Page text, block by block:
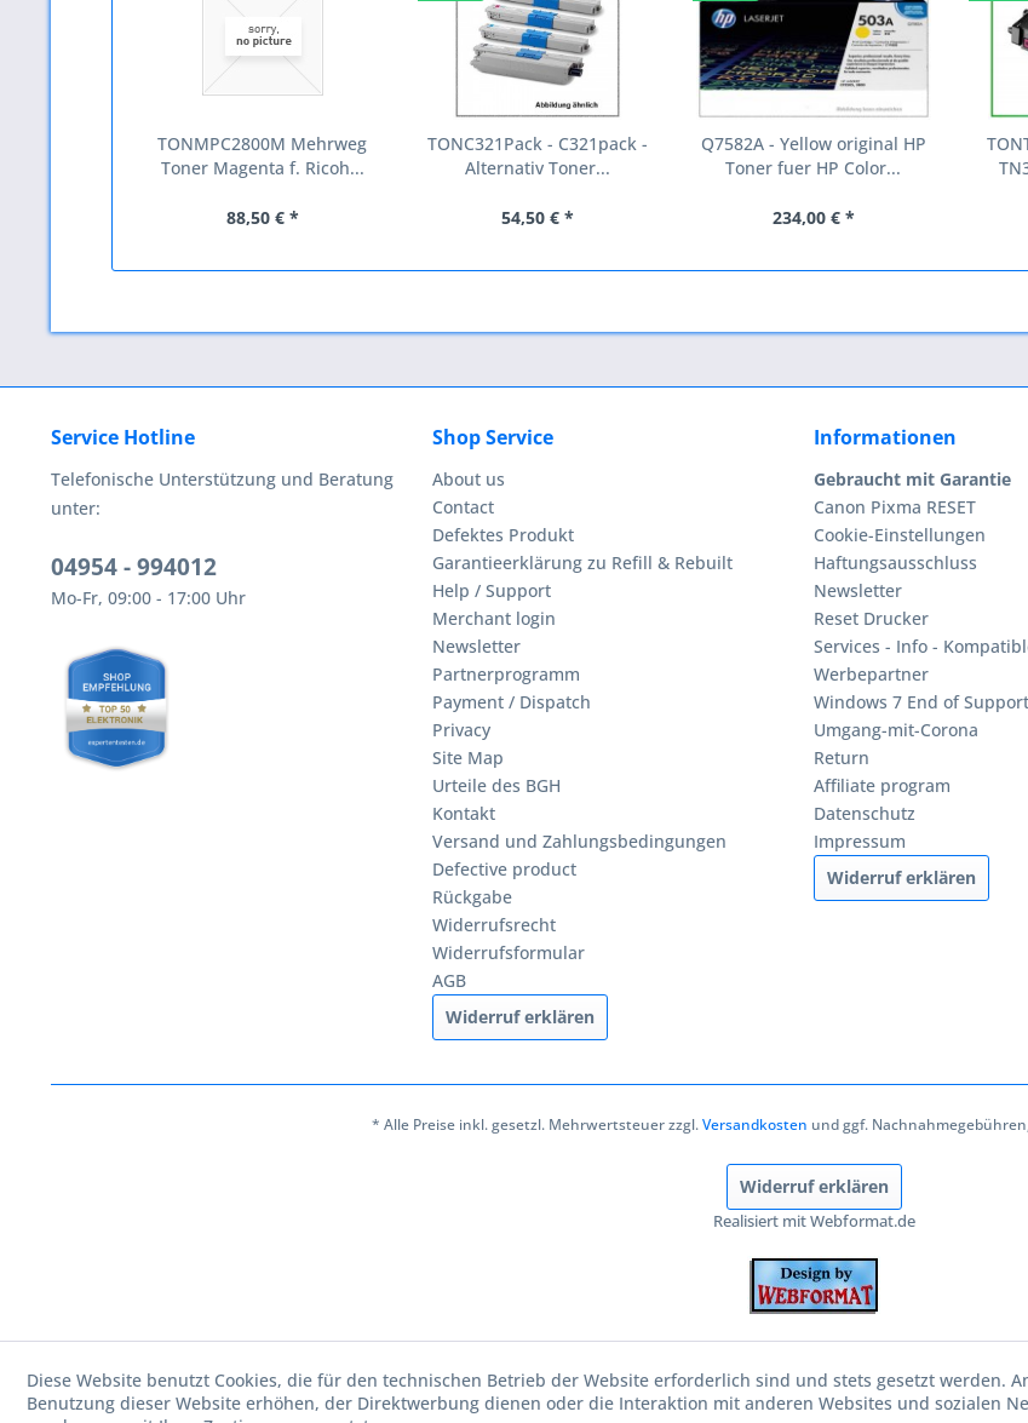
TONMPC2800M Mehrweg
Toner Magenta f. Ricoh...
88,50 € *
TONC321Pack - C321pack -
Alternativ Toner...
54,50 € *
Q7582A - Yellow original HP
Toner fuer HP Color...
234,00 € *
Service Hotline
Telefonische Unterstützung und Beratung
unter:
04954 - 994012
Mo-Fr, 09:00 - 17:00 Uhr
Shop Service
About us
Contact
Defektes Produkt
Garantieerklärung zu Refill & Rebuilt
Help / Support
Merchant login
Newsletter
Partnerprogramm
Payment / Dispatch
Privacy
Site Map
Urteile des BGH
Kontakt
Versand und Zahlungsbedingungen
Defective product
Rückgabe
Widerrufsrecht
Widerrufsformular
AGB
Widerruf erklären
Informationen
Gebraucht mit Garantie
Canon Pixma RESET
Cookie-Einstellungen
Haftungsausschluss
Newsletter
Reset Drucker
Services - Info -
Werbepartner
Windows 7 End of Support
Umgang-mit-Corona
Return
Affiliate program
Datenschutz
Impressum
Widerruf erklären
* Alle Preise inkl. gesetzl. Mehrwertsteuer zzgl.Versandkosten und ggf.
Widerruf erklären
Realisiert mit Webformat.de
Diese Website benutzt Cookies, die für den technischen Betrieb der Website erforderlich sind und stets gesetzt werden.
Benutzung dieser Website erhöhen, der Direktwerbung dienen oder die Interaktion mit anderen Websites und sozialen